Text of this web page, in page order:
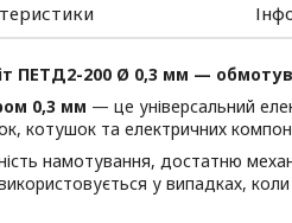
ПЕТД2-200 Ø 0,3 мм —
0,3 мм — це універсальний
котушок та електричних
намотування, достатню
у випадках,